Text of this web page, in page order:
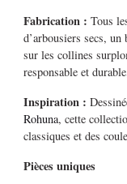
Fabrication : Tous
d’arbousiers secs,
sur les collines
responsable et
Inspiration :
Rohuna, cette
classiques et des
Pièces uniques